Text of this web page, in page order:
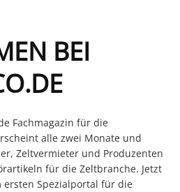
BEI
Fachmagazin für die
alle zwei Monate und
Zeltvermieter und Produzenten
für die Zeltbranche. Jetzt
ersten Spezialportal für die